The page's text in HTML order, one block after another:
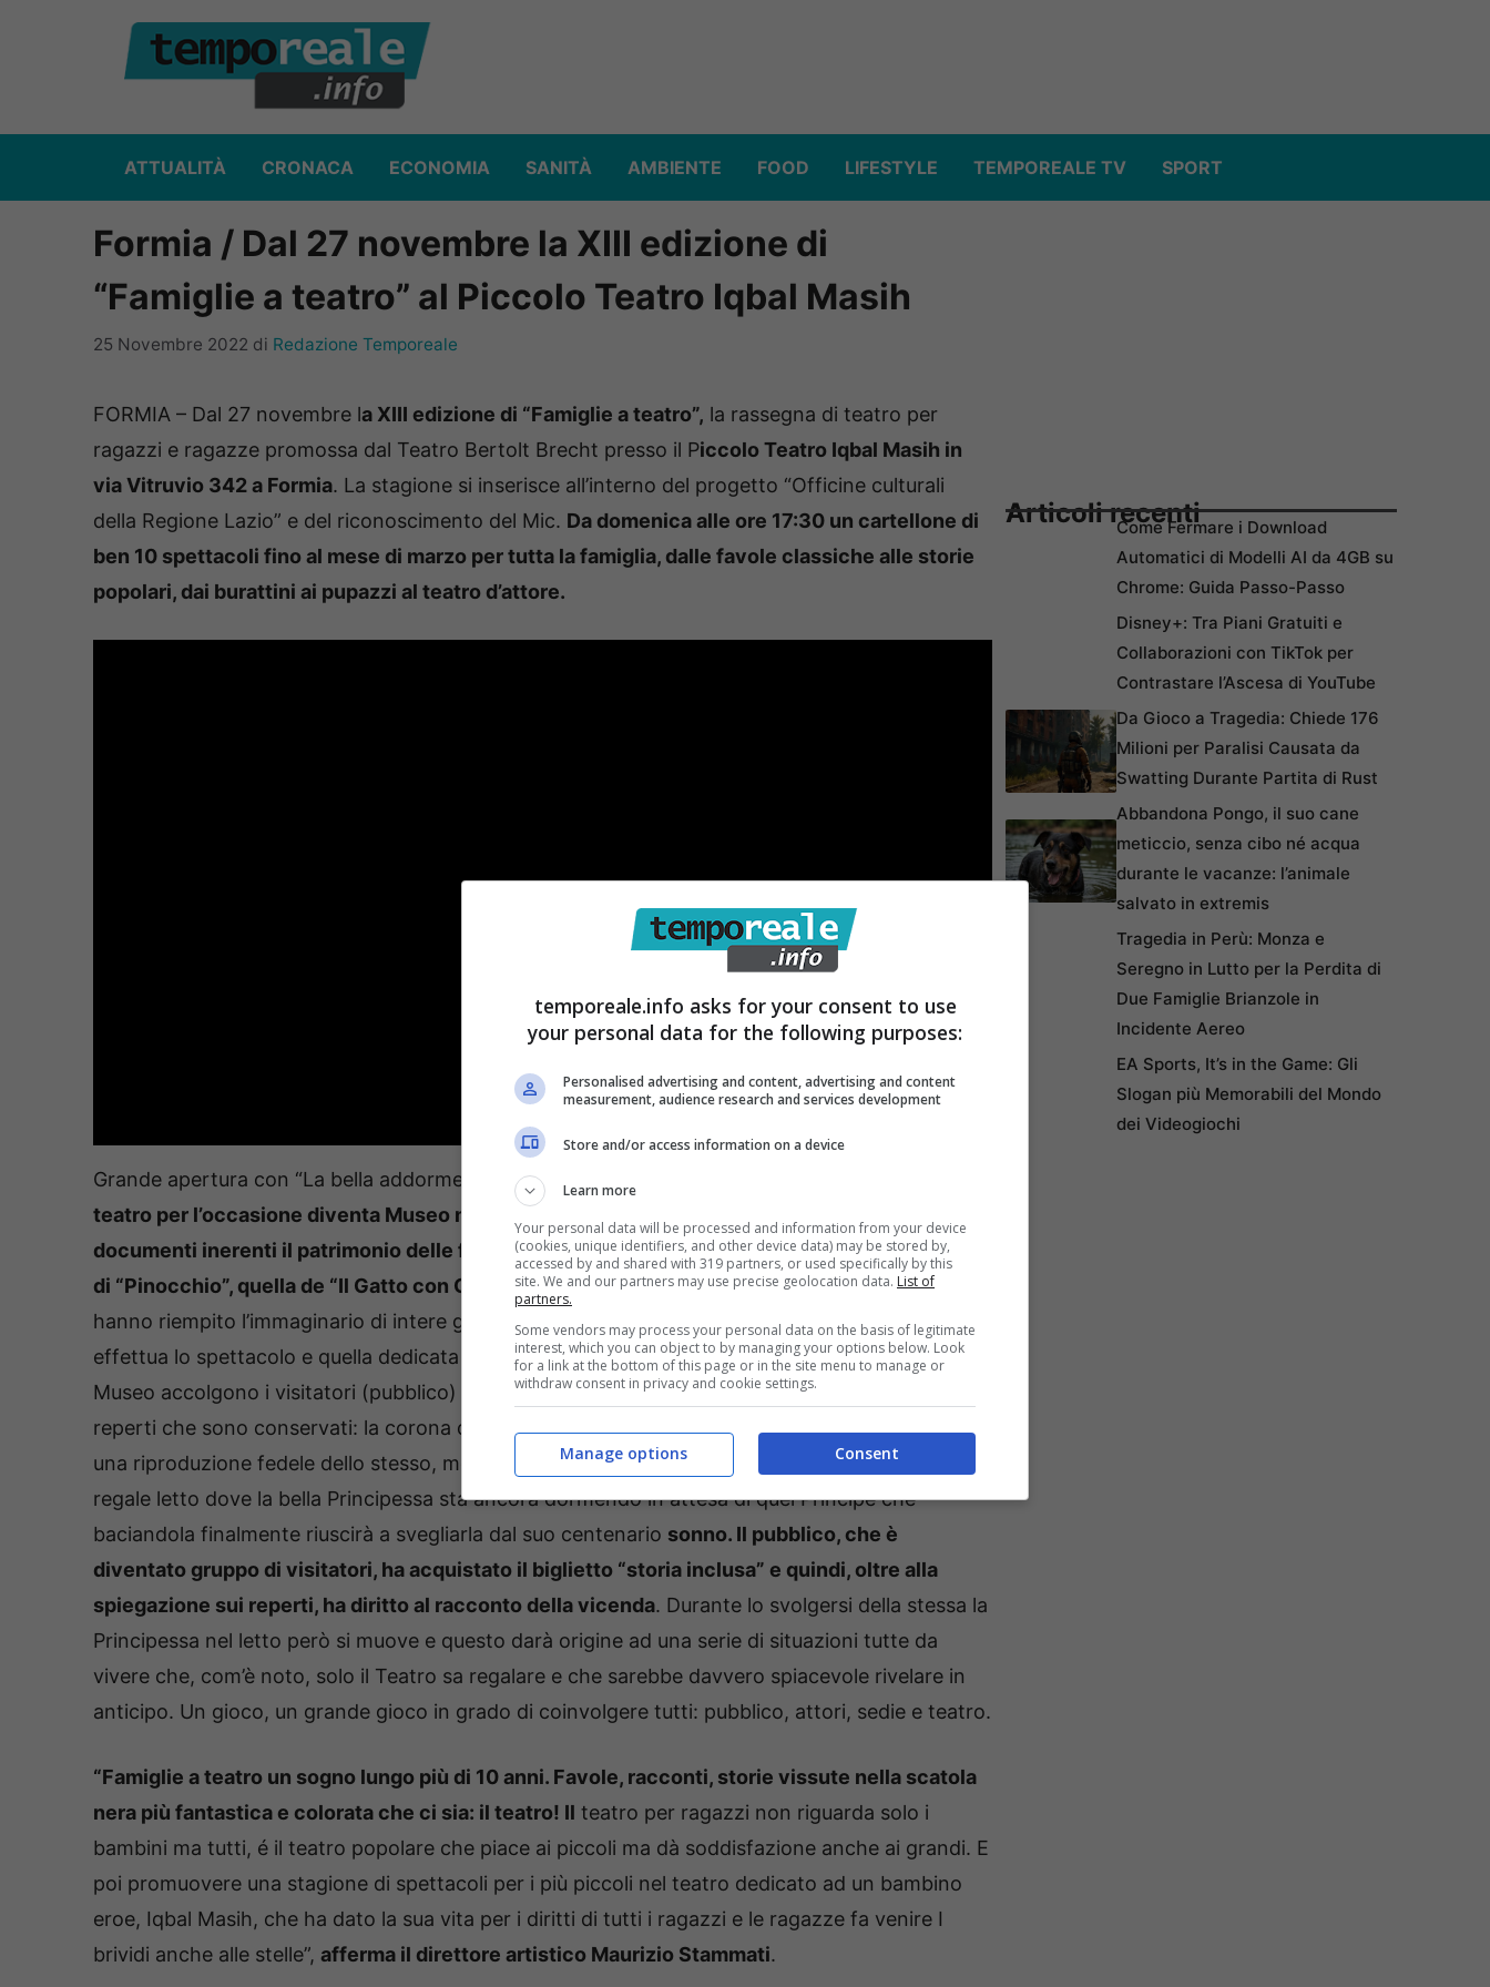
ATTUALITÀ CRONACA ECONOMIA SANITÀ AMBIENTE FOOD LIFESTYLE TEMPOREALE TV SPORT
Formia / Dal 27 novembre la XIII edizione di
“Famiglie a teatro” al Piccolo Teatro Iqbal Masih
25 Novembre 2022 di Redazione Temporeale
FORMIA – Dal 27 novembre la XIII edizione di “Famiglie a teatro”, la rassegna di teatro per
ragazzi e ragazze promossa dal Teatro Bertolt Brecht presso il Piccolo Teatro Iqbal Masih in
via Vitruvio 342 a Formia. La stagione si inserisce all’interno del progetto “Officine culturali
della Regione Lazio” e del riconoscimento del Mic. Da domenica alle ore 17:30 un cartellone di
ben 10 spettacoli fino al mese di marzo per tutta la famiglia, dalle favole classiche alle storie
popolari, dai burattini ai pupazzi al teatro d’attore.
Grande apertura con “La bella addormentata” della Compagnia Proscenio Teatro di Fermo.
teatro per l’occasione diventa Museo monotematico, dedicato alla raccolta di materiali e
documenti inerenti il patrimonio delle favole e fiabe più conosciute di ogni tempo, c’è la sala
di “Pinocchio”, quella de “Il Gatto con Gli Stivali”, di “Raperonzolo”e di tutte quelle storie che
hanno riempito l’immaginario di intere generazioni di ragazzi in tutto il mondo. La Sala dove si
effettua lo spettacolo e quella dedicata a “La Bella Addormentata nel Bosco”. Due addetti del
Museo accolgono i visitatori (pubblico) e illustrano con professionalità e cortesia i preziosi
reperti che sono conservati: la corona del Re, quella della Regina, le pietre del vecchio castello,
una riproduzione fedele dello stesso, monili, abiti e ovviamente il pezzo forte della collezione, il
regale letto dove la bella Principessa sta ancora dormendo in attesa di quel Principe che
baciandola finalmente riuscirà a svegliarla dal suo centenario sonno. Il pubblico, che è
diventato gruppo di visitatori, ha acquistato il biglietto “storia inclusa” e quindi, oltre alla
spiegazione sui reperti, ha diritto al racconto della vicenda. Durante lo svolgersi della stessa la
Principessa nel letto però si muove e questo darà origine ad una serie di situazioni tutte da
vivere che, com’è noto, solo il Teatro sa regalare e che sarebbe davvero spiacevole rivelare in
anticipo. Un gioco, un grande gioco in grado di coinvolgere tutti: pubblico, attori, sedie e teatro.
“Famiglie a teatro un sogno lungo più di 10 anni. Favole, racconti, storie vissute nella scatola
nera più fantastica e colorata che ci sia: il teatro! Il teatro per ragazzi non riguarda solo i
bambini ma tutti, é il teatro popolare che piace ai piccoli ma dà soddisfazione anche ai grandi. E
poi promuovere una stagione di spettacoli per i più piccoli nel teatro dedicato ad un bambino
eroe, Iqbal Masih, che ha dato la sua vita per i diritti di tutti i ragazzi e le ragazze fa venire I
brividi anche alle stelle”, afferma il direttore artistico Maurizio Stammati.
Articoli recentiCome Fermare i Download
Automatici di Modelli AI da 4GB su
Chrome: Guida Passo-Passo
Disney+: Tra Piani Gratuiti e
Collaborazioni con TikTok per
Contrastare l’Ascesa di YouTube
Da Gioco a Tragedia: Chiede 176
Milioni per Paralisi Causata da
Swatting Durante Partita di Rust
Abbandona Pongo, il suo cane
meticcio, senza cibo né acqua
durante le vacanze: l’animale
salvato in extremis
Tragedia in Perù: Monza e
Seregno in Lutto per la Perdita di
Due Famiglie Brianzole in
Incidente Aereo
EA Sports, It’s in the Game: Gli
Slogan più Memorabili del Mondo
dei Videogiochi
temporeale.info asks for your consent to use
your personal data for the following purposes:
Personalised advertising and content, advertising and content
measurement, audience research and services development
Store and/or access information on a device
Learn more
Your personal data will be processed and information from your device
(cookies, unique identifiers, and other device data) may be stored by,
accessed by and shared with 319 partners, or used specifically by this
site. We and our partners may use precise geolocation data. List of
partners.
Some vendors may process your personal data on the basis of legitimate
interest, which you can object to by managing your options below. Look
for a link at the bottom of this page or in the site menu to manage or
withdraw consent in privacy and cookie settings.
Consent
Manage options